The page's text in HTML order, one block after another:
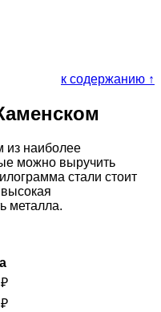
к содержанию ↑
из наиболее
можно выручить
стали стоит
металла.
₽
₽